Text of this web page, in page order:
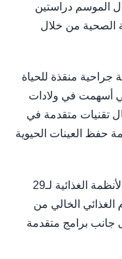
الموسم دراستين
الصحية من خلال
البيطري بإجراء 34 عملية جراحية منقذة للحياة
أسهمت في ولادات
تقنيات متقدمة في
حفظ العينات الحيوية
وشملت برامج الرعاية الوقائية مراجعة الأنظمة الغذائية لـ29
الغذائي الخالي من
جانب برامج متقدمة